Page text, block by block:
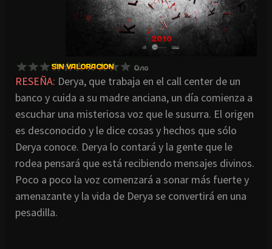
RESEÑA: Derya, que trabaja en el call center de un
banco y cuida a su madre anciana, un día comienza a
escuchar una misteriosa voz que le susurra. El origen
es desconocido y le dice cosas y hechos que sólo
Derya conoce. Derya lo contará y la gente que le
rodea pensará que está recibiendo mensajes divinos.
Poco a poco la voz comenzará a sonar más fuerte y
amenazante y la vida de Derya se convertirá en una
pesadilla.